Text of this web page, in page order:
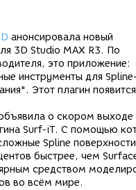
анонсировала новый
3D Studio MAX R3. По
это приложение:
инструменты для Spline-
Этот плагин появится
о скором выходе
Surf-iT. С помощью
Spline
быстрее, чем
средством
во всём мире.